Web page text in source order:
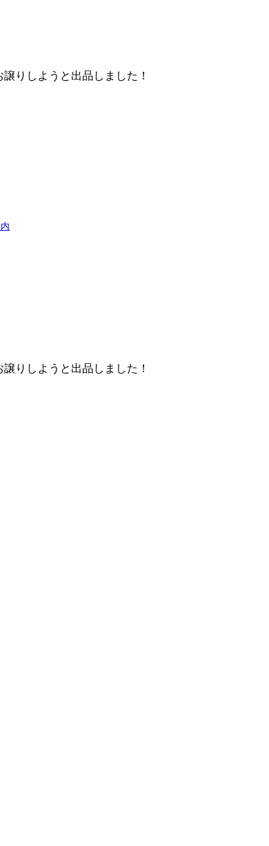
りしようと出品しました！
りしようと出品しました！